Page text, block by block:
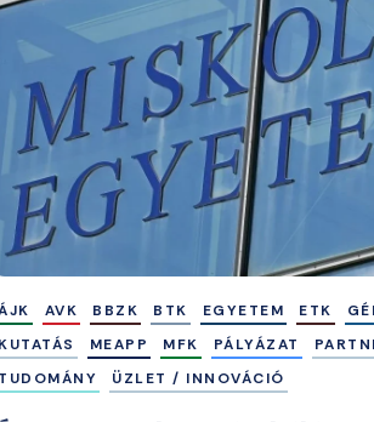
AVK BBZK BTK EGYETEM ETK
KUTATÁS
MEAPP MFK PÁLYÁZAT
TUDOMÁNY
ÜZLET / INNOVÁCIÓ